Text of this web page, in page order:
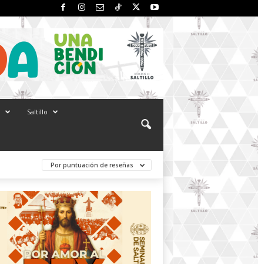
Saltillo
Por puntuación de reseñas